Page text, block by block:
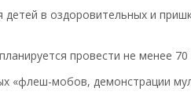
в оздоровительных и
провести не менее
«флеш-мобов, демонстрации